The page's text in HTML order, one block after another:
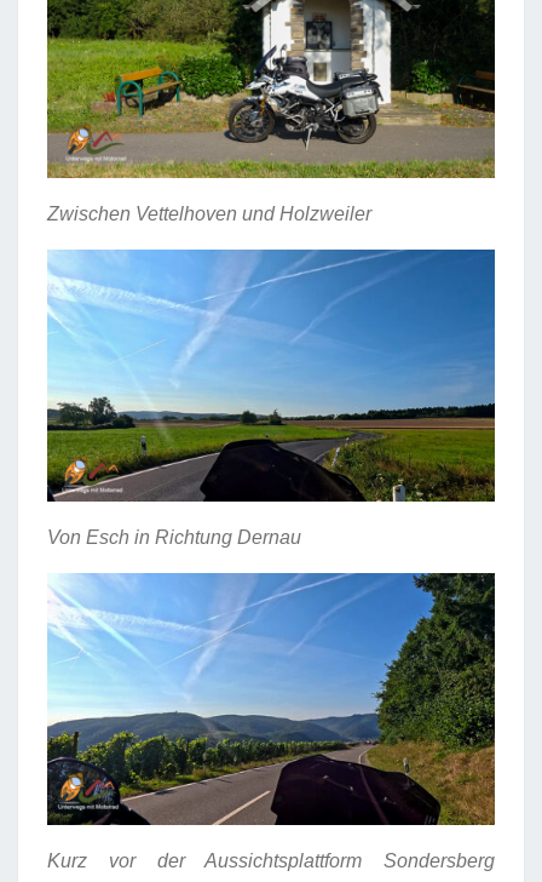
Zwischen Vettelhoven und Holzweiler
Von Esch in Richtung Dernau
Kurz vor der Aussichtsplattform Sondersberg